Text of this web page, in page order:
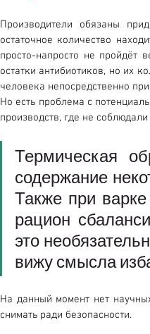
Производители обязаны
остаточное количество
просто-напросто не пройдёт
остатки антибиотиков, но их
человека непосредственно
Но есть проблема с
производств, где не
Термическая
содержание
Также при
рацион
это
вижу смысла
На данный момент нет
снимать ради безопасности.